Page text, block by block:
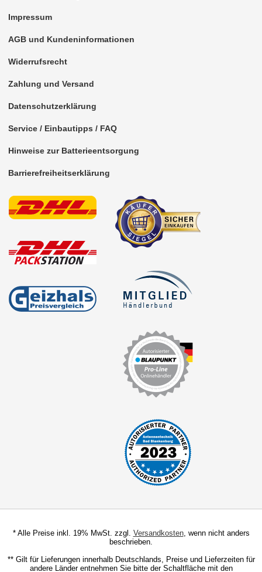
Impressum
AGB und Kundeninformationen
Widerrufsrecht
Zahlung und Versand
Datenschutzerklärung
Service / Einbautipps / FAQ
Hinweise zur Batterieentsorgung
Barrierefreiheitserklärung
* Alle Preise inkl. 19% MwSt. zzgl. Versandkosten, wenn nicht anders
beschrieben.
** Gilt für Lieferungen innerhalb Deutschlands, Preise und Lieferzeiten für
andere Länder entnehmen Sie bitte der Schaltfläche mit den